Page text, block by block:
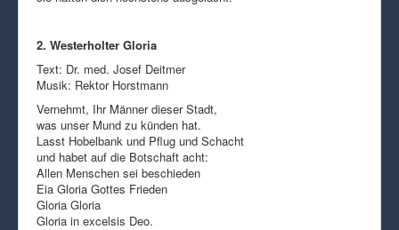
2. Westerholter Gloria
Text: Dr. med. Josef Deitmer
Musik: Rektor Horstmann
Vernehmt, Ihr Männer dieser Stadt,
was unser Mund zu künden hat.
Lasst Hobelbank und Pflug und Schacht
und habet auf die Botschaft acht:
Allen Menschen sei beschieden
Eia Gloria Gottes Frieden
Gloria Gloria
Gloria in excelsis Deo.